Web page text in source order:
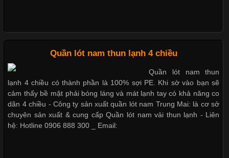
Cập nhật 2026-05-09 15:58:23
Các Form Áo Thun Phổ Biến Hiện Nay Và Xu Hướng Trong
Ngành May Mặc Áo thun là một trong những trang phục quen
thuộc và được sử dụng phổ biến nhất hiện nay. Không chỉ đa
dạng về màu sắc hay chất liệu, áo thun còn có nhiều form dáng
khác nhau để phù hợp với từng phong cách thời trang và nhu
cầu
Quần lót nam thun lạnh 4 chiều
Quần lót nam thun
lạnh 4 chiều có thành phần là 100% sợi PE. Khi sờ vào bạn sẽ
cảm thấy bề mặt phải bóng láng và mát lạnh tay có khả năng co
dãn 4 chiều - Công ty sản xuất quần lót nam Trung Mai: là cơ sở
chuyên sản xuất & cung cấp Quần lót nam vải thun lạnh - Liên
hệ: Hotline 0906 888 300 _ Email: